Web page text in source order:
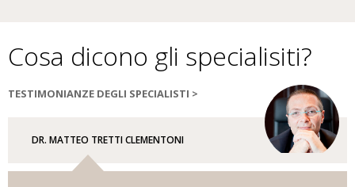
Cosa dicono gli specialisiti?
TESTIMONIANZE DEGLI SPECIALISTI >
DR. MATTEO TRETTI CLEMENTONI